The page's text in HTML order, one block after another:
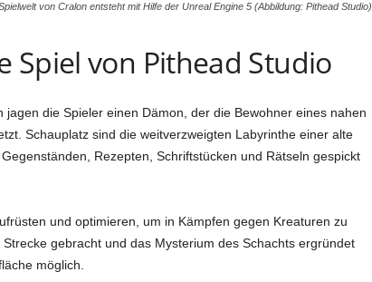
von Cralon entsteht mit Hilfe der Unreal Engine 5 (Abbildung: Pithead Studio)
Spiel von Pithead Studio
die Spieler einen Dämon, der die Bewohner eines nahen
Schauplatz sind die weitverzweigten Labyrinthe einer alte
Rezepten, Schriftstücken und Rätseln gespickt
und optimieren, um in Kämpfen gegen Kreaturen zu
gebracht und das Mysterium des Schachts ergründet
möglich.